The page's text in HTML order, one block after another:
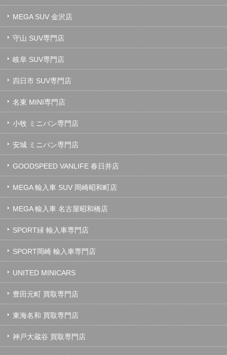
MEGA SUV 金沢店
守山 SUV専門店
岐阜 SUV専門店
四日市 SUV専門店
名東 MINI専門店
小牧 ミニバン専門店
安城 ミニバン専門店
GOODSPEED VANLIFE 春日井店
MEGA 輸入車 SUV 岡崎昭和町店
MEGA 輸入車 名古屋昭和橋店
SPORT緑 輸入車専門店
SPORT岡崎 輸入車専門店
UNITED MINICARS
豊田元町 買取専門店
東海名和 買取専門店
神戸大蔵谷 買取専門店